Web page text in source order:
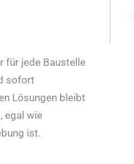
für jede Baustelle
sofort
Lösungen bleibt
egal wie
ist.